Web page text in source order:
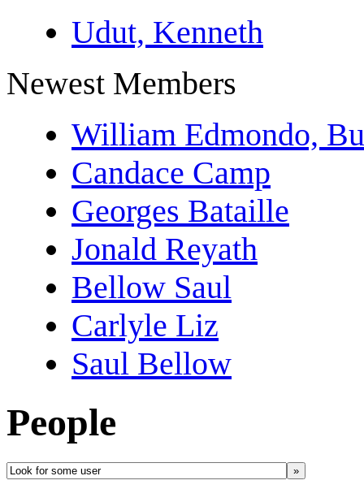
Udut, Kenneth
Newest Members
William Edmondo,
Candace Camp
Georges Bataille
Jonald Reyath
Bellow Saul
Carlyle Liz
Saul Bellow
People
»